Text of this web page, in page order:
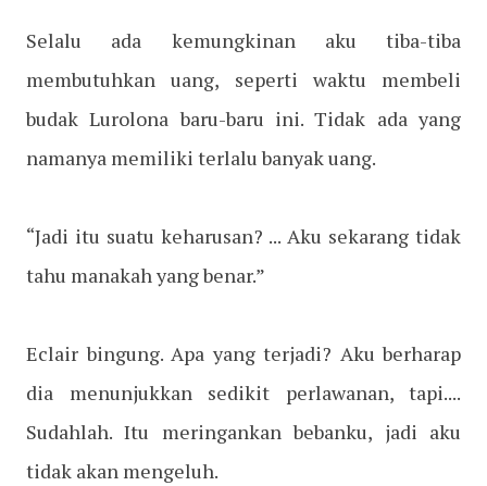
Selalu ada kemungkinan aku tiba-tiba
membutuhkan uang, seperti waktu membeli
budak Lurolona baru-baru ini. Tidak ada yang
namanya memiliki terlalu banyak uang.
“Jadi itu suatu keharusan? ... Aku sekarang tidak
tahu manakah yang benar.”
Eclair bingung. Apa yang terjadi? Aku berharap
dia menunjukkan sedikit perlawanan, tapi....
Sudahlah. Itu meringankan bebanku, jadi aku
tidak akan mengeluh.